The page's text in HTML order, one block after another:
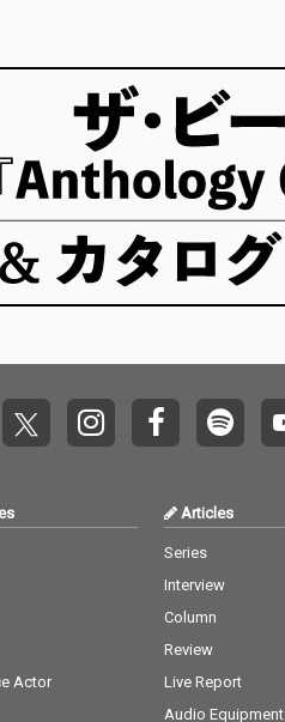
Actor
Articles
Series
Interview
Column
Review
Live Report
Audio Equipment